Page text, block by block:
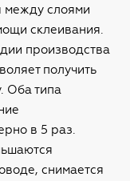
между слоями
склеивания.
производства
получить
Оба типа
в 5 раз.
снимается